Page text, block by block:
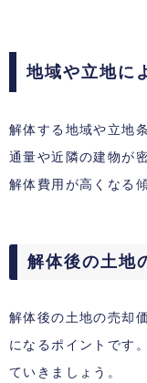
地域や立地に
解体する地域や立地
通量や近隣の建物が
解体費用が高くなる
解体後の土地
解体後の土地の売却
になるポイントです
ていきましょう。